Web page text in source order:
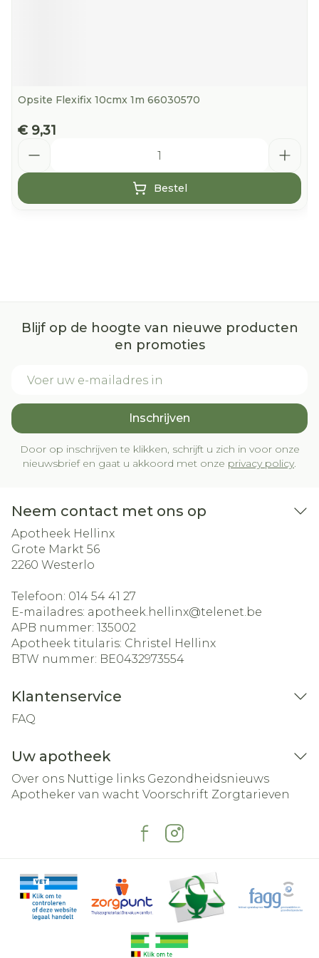
Opsite Flexifix 10cmx 1m 66030570
€ 9,31
Bestel
Blijf op de hoogte van nieuwe producten
en promoties
Inschrijven
Door op inschrijven te klikken, schrijft u zich in voor onze
nieuwsbrief en gaat u akkoord met onze privacy policy.
Neem contact met ons op
Apotheek Hellinx
Grote Markt 56
2260 Westerlo
Telefoon: 014 54 41 27
E-mailadres: apotheek.hellinx@telenet.be
APB nummer: 135002
Apotheek titularis: Christel Hellinx
BTW nummer: BE0432973554
Klantenservice
FAQ
Uw apotheek
Over ons Nuttige links Gezondheidsnieuws
Apotheker van wacht Voorschrift Zorgtarieven